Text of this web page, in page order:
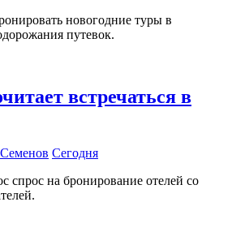
новогодние туры в
путевок.
встречаться в
Сегодня
спрос на бронирование отелей со